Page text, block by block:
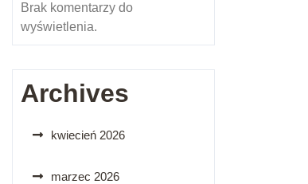
Brak komentarzy do
wyświetlenia.
Archives
kwiecień 2026
marzec 2026